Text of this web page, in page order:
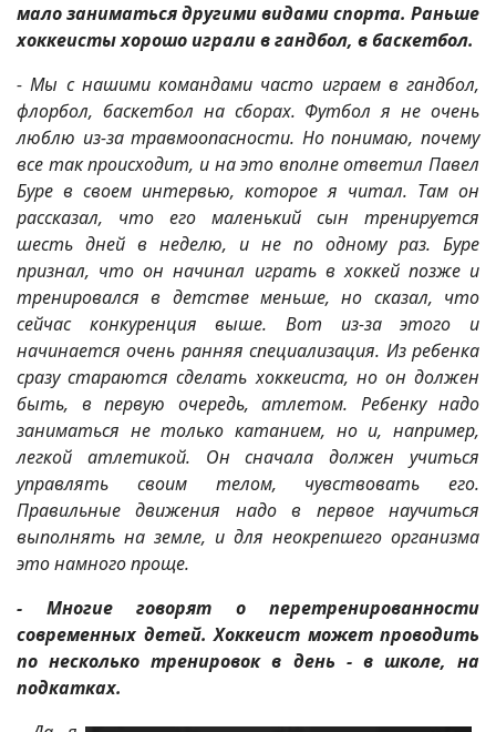
мало заниматься другими видами спорта. Раньше
хоккеисты хорошо играли в гандбол, в баскетбол.
- Мы с нашими командами часто играем в гандбол,
флорбол, баскетбол на сборах. Футбол я не очень
люблю из-за травмоопасности. Но понимаю, почему
все так происходит, и на это вполне ответил Павел
Буре в своем интервью, которое я читал. Там он
рассказал, что его маленький сын тренируется
шесть дней в неделю, и не по одному раз. Буре
признал, что он начинал играть в хоккей позже и
тренировался в детстве меньше, но сказал, что
сейчас конкуренция выше. Вот из-за этого и
начинается очень ранняя специализация. Из ребенка
сразу стараются сделать хоккеиста, но он должен
быть, в первую очередь, атлетом. Ребенку надо
заниматься не только катанием, но и, например,
легкой атлетикой. Он сначала должен учиться
управлять своим телом, чувствовать его.
Правильные движения надо в первое научиться
выполнять на земле, и для неокрепшего организма
это намного проще.
- Многие говорят о перетренированности
современных детей. Хоккеист может проводить
по несколько тренировок в день - в школе, на
подкатках.